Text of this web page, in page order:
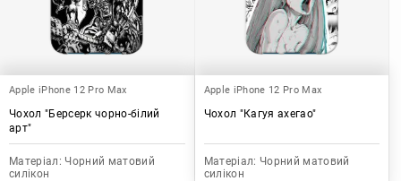
Apple iPhone 12 Pro Max
Чохол "Берсерк чорно-білий
арт"
Матеріал: Чорний матовий
силікон
Apple iPhone 12 Pro Max
Чохол "Кагуя ахегао"
Матеріал: Чорний матовий
силікон